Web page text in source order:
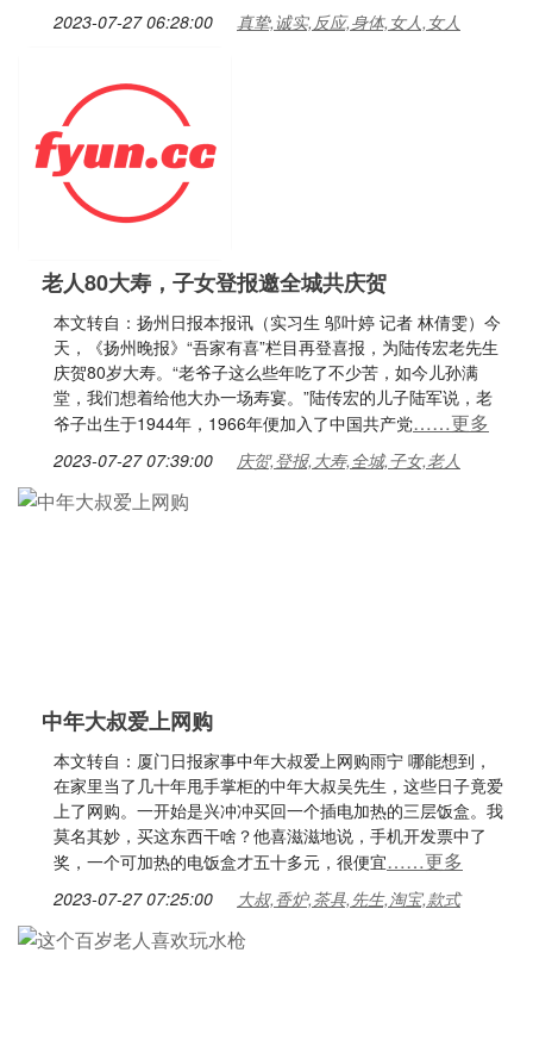
2023-07-27 06:28:00 真挚,诚实,反应,身体,女人,女人
老人80大寿，子女登报邀全城共庆贺
本文转自：扬州日报本报讯（实习生 邬叶婷 记者 林倩雯）今
天，《扬州晚报》“吾家有喜”栏目再登喜报，为陆传宏老先生
庆贺80岁大寿。“老爷子这么些年吃了不少苦，如今儿孙满
堂，我们想着给他大办一场寿宴。”陆传宏的儿子陆军说，老
爷子出生于1944年，1966年便加入了中国共产党……更多
2023-07-27 07:39:00 庆贺,登报,大寿,全城,子女,老人
中年大叔爱上网购
本文转自：厦门日报家事中年大叔爱上网购雨宁 哪能想到，
在家里当了几十年甩手掌柜的中年大叔吴先生，这些日子竟爱
上了网购。一开始是兴冲冲买回一个插电加热的三层饭盒。我
莫名其妙，买这东西干啥？他喜滋滋地说，手机开发票中了
奖，一个可加热的电饭盒才五十多元，很便宜……更多
2023-07-27 07:25:00 大叔,香炉,茶具,先生,淘宝,款式